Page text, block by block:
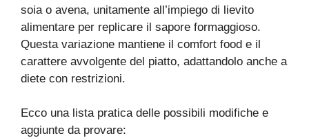
soia o avena, unitamente all’impiego di lievito
alimentare per replicare il sapore formaggioso.
Questa variazione mantiene il comfort food e il
carattere avvolgente del piatto, adattandolo anche a
diete con restrizioni.
Ecco una lista pratica delle possibili modifiche e
aggiunte da provare: